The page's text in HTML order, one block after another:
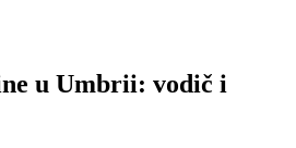
u Umbrii: vodič i